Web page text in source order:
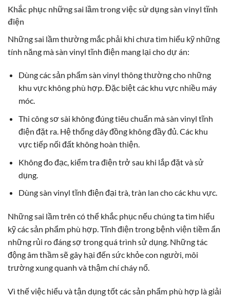
Khắc phục những sai lầm trong việc sử dụng sàn vinyl tĩnh
điện
Những sai lầm thường mắc phải khi chưa tìm hiểu kỹ những
tính năng mà sàn vinyl tĩnh điện mang lại cho dự án:
Dùng các sản phẩm sàn vinyl thông thường cho những
khu vực không phù hợp. Đặc biệt các khu vực nhiều máy
móc.
Thi công sơ sài không đúng tiêu chuẩn mà sàn vinyl tĩnh
điện đặt ra. Hệ thống dây đồng không đầy đủ. Các khu
vực tiếp nối đất không hoàn thiện.
Không đo đạc, kiểm tra điện trở sau khi lắp đặt và sử
dụng.
Dùng sàn vinyl tĩnh điện đại trà, tràn lan cho các khu vực.
Những sai lầm trên có thể khắc phục nếu chúng ta tìm hiểu
kỹ các sản phẩm phù hợp. Tĩnh điện trong bệnh viện tiềm ẩn
những rủi ro đáng sợ trong quá trình sử dụng. Những tác
động âm thầm sẽ gây hại đến sức khỏe con người, môi
trường xung quanh và thậm chí cháy nổ.
Vì thế việc hiểu và tận dụng tốt các sản phẩm phù hợp là giải